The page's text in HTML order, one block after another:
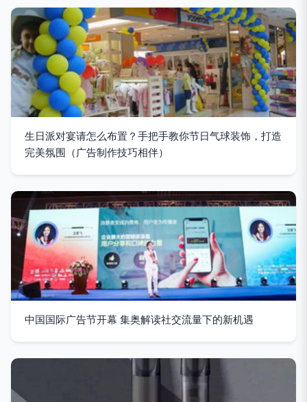
生日派对宴请怎么布置？手把手教你节日气球装饰，打造
完美氛围（广告制作技巧相伴）
中国国际广告节开幕 集奥解读社交流量下的新机遇